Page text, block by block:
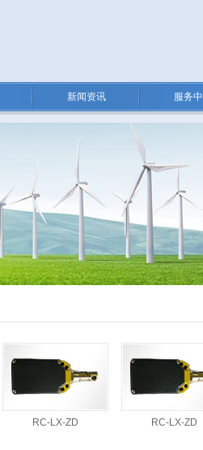
新闻资讯 服务
RC-LX-ZD RC-LX-ZD